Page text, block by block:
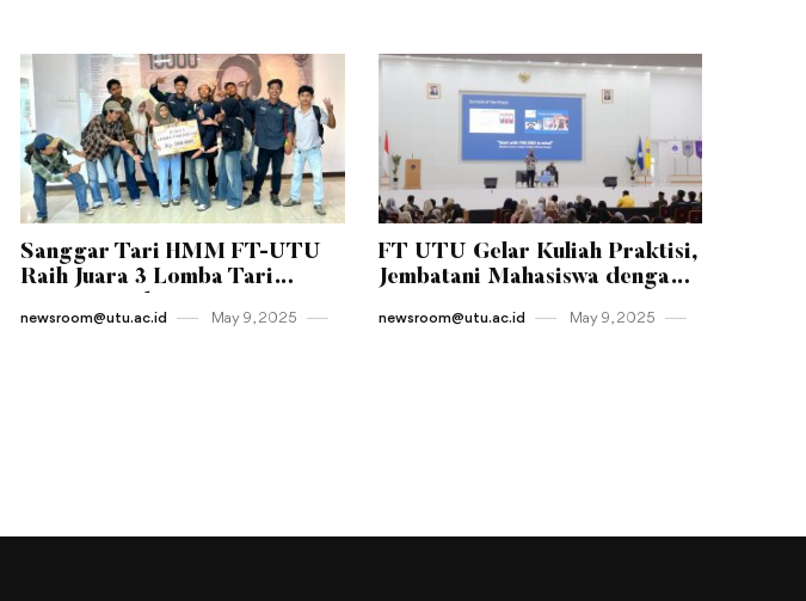
Sanggar Tari HMM FT-UTU
Raih Juara 3 Lomba Tari
newsroom@utu.ac.id May 9 , 2025
FT UTU Gelar Kuliah Praktisi,
Jembatani Mahasiswa dengan
newsroom@utu.ac.id May 9 , 2025